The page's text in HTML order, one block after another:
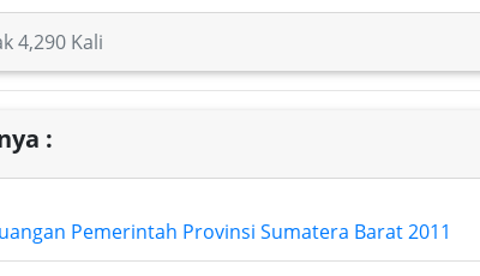
4,290 Kali
:
Pemerintah Provinsi Sumatera Barat 2011